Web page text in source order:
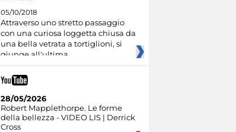
05/10/2018
Attraverso uno stretto passaggio
con una curiosa loggetta chiusa da
una bella vetrata a tortiglioni, si
giunge all'ultima
28/05/2026
Robert Mapplethorpe. Le forme
della bellezza - VIDEO LIS | Derrick
Cross